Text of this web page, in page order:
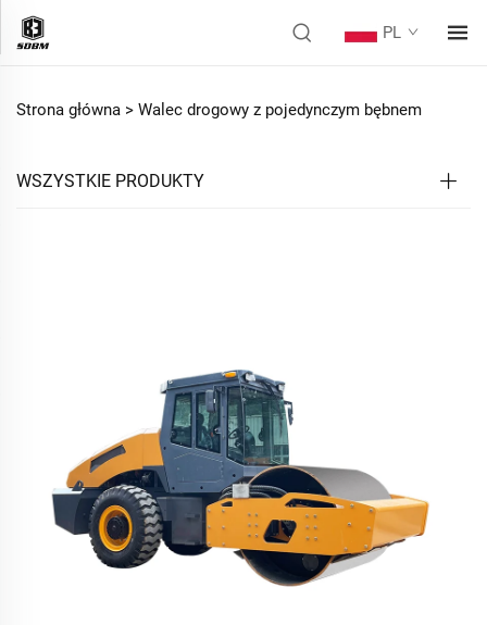
PL
Strona główna > Walec drogowy z pojedynczym bębnem
WSZYSTKIE PRODUKTY